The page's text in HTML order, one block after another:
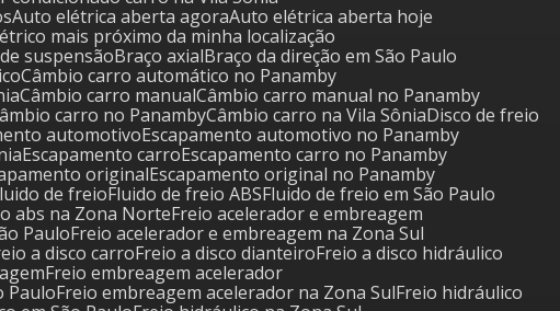
Auto elétrica aberta agora Auto elétrica aberta hoje
mais próximo da minha localização
de suspensão Braço axial Braço da direção em São Paulo
Câmbio carro automático no Panamby
Câmbio carro manual Câmbio carro manual no Panamby
Câmbio carro no Panamby Câmbio carro na Vila Sônia
Disco de freio
automotivo Escapamento automotivo no Panamby
Escapamento carro Escapamento carro no Panamby
original Escapamento original no Panamby
Fluido de freio Fluido de freio ABS Fluido de freio em São Paulo
abs na Zona Norte Freio acelerador e embreagem
Paulo Freio acelerador e embreagem na Zona Sul
a disco carro Freio a disco dianteiro Freio a disco hidráulico
Freio embreagem acelerador
Paulo Freio embreagem acelerador na Zona Sul Freio hidráulico